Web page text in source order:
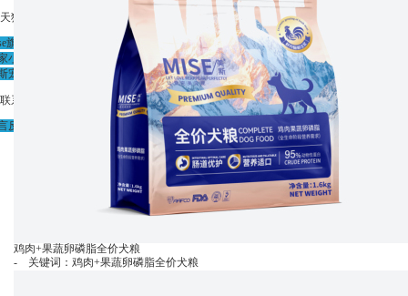
天猫旗舰店
旗舰店
小厨
宠食
联系我们
反馈
鸡肉+果蔬卵磷脂全价犬粮
- 关键词：鸡肉+果蔬卵磷脂全价犬粮